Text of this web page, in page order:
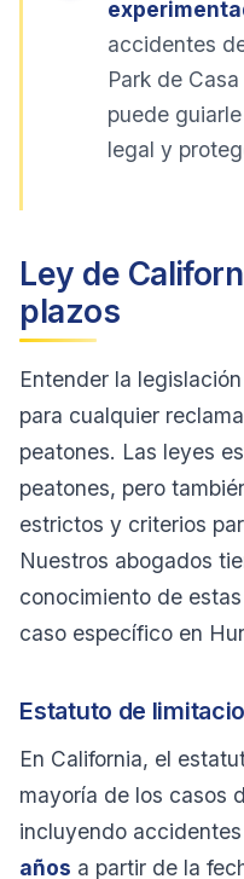
accidentes
Park de
puede
legal y
Ley de
plazos
Entender la
para cualquier
peatones. Las leyes
peatones, pero
estrictos y criterios
Nuestros abogados
conocimiento de
caso específico en
Estatuto de
En California, el
mayoría de los casos
incluyendo
años a partir de la